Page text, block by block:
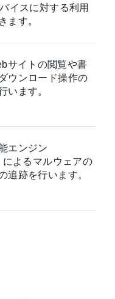
イスに対する利用
ます。
サイトの閲覧や書
ウンロード操作の
います。
エンジン
によるマルウェアの
追跡を行います。